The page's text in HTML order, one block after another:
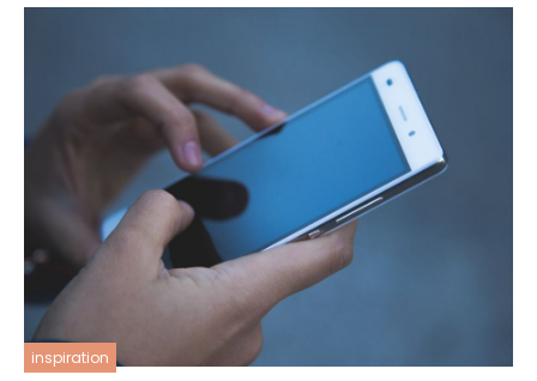
inspiration